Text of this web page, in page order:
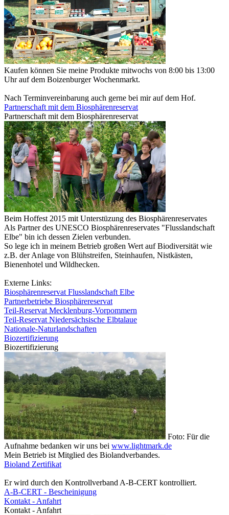
Kaufen können Sie meine Produkte mitwochs von 8:00 bis 13:00
Uhr auf dem Boizenburger Wochenmarkt.
Nach Terminvereinbarung auch gerne bei mir auf dem Hof.
Partnerschaft mit dem Biosphärenreservat
Partnerschaft mit dem Biosphärenreservat
Beim Hoffest 2015 mit Unterstüzung des Biosphärenreservates
Als Partner des UNESCO Biosphärenreservates "Flusslandschaft
Elbe" bin ich dessen Zielen verbunden.
So lege ich in meinem Betrieb großen Wert auf Biodiversität wie
z.B. der Anlage von Blühstreifen, Steinhaufen, Nistkästen,
Bienenhotel und Wildhecken.
Externe Links:
Biosphärenreservat Flusslandschaft Elbe
Partnerbetriebe Biosphärereservat
Teil-Reservat Mecklenburg-Vorpommern
Teil-Reservat Niedersächsische Elbtalaue
Nationale-Naturlandschaften
Biozertifizierung
Biozertifizierung
Foto: Für die
Aufnahme bedanken wir uns bei www.lightmark.de
Mein Betrieb ist Mitglied des Biolandverbandes.
Bioland Zertifikat
Er wird durch den Kontrollverband A-B-CERT kontrolliert.
A-B-CERT - Bescheinigung
Kontakt - Anfahrt
Kontakt - Anfahrt